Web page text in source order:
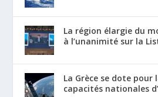
La région élargie du
à l’unanimité sur la
La Grèce se dote
capacités nationales